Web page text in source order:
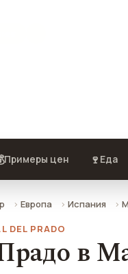
Примеры цен 🍷 Еда
Европа Испания
DEL PRADO
в